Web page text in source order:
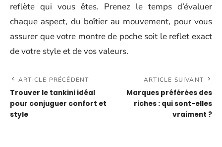
reflète qui vous êtes. Prenez le temps d’évaluer
chaque aspect, du boîtier au mouvement, pour vous
assurer que votre montre de poche soit le reflet exact
de votre style et de vos valeurs.
ARTICLE PRÉCÉDENT
Trouver le tankini idéal
pour conjuguer confort et
style
ARTICLE SUIVANT
Marques préférées des
riches : qui sont-elles
vraiment ?